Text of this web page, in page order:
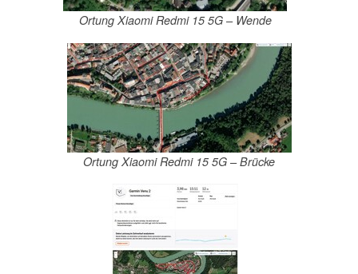
Ortung Xiaomi Redmi 15 5G – Wende
Ortung Xiaomi Redmi 15 5G – Brücke